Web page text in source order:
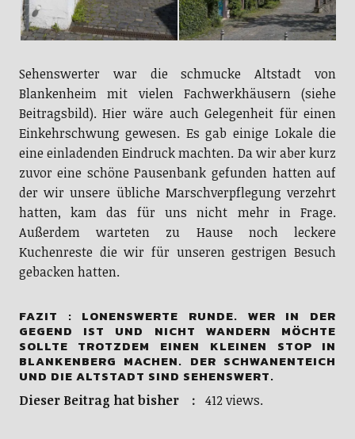
Sehenswerter war die schmucke Altstadt von
Blankenheim mit vielen Fachwerkhäusern (siehe
Beitragsbild). Hier wäre auch Gelegenheit für einen
Einkehrschwung gewesen. Es gab einige Lokale die
eine einladenden Eindruck machten. Da wir aber kurz
zuvor eine schöne Pausenbank gefunden hatten auf
der wir unsere übliche Marschverpflegung verzehrt
hatten, kam das für uns nicht mehr in Frage.
Außerdem warteten zu Hause noch leckere
Kuchenreste die wir für unseren gestrigen Besuch
gebacken hatten.
FAZIT : LONENSWERTE RUNDE. WER IN DER
GEGEND IST UND NICHT WANDERN MÖCHTE
SOLLTE TROTZDEM EINEN KLEINEN STOP IN
BLANKENBERG MACHEN. DER SCHWANENTEICH
UND DIE ALTSTADT SIND SEHENSWERT.
Dieser Beitrag hat bisher : 412 views.